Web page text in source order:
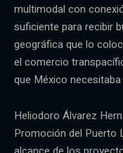
multimodal con
suficiente para recibir
geográfica que lo
el comercio
que México
Heliodoro Álvarez
Promoción del Puerto